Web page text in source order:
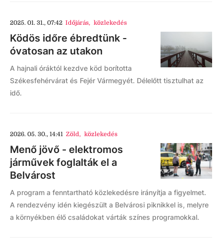
2025. 01. 31., 07:42 Időjárás, közlekedés
Ködös időre ébredtünk -
óvatosan az utakon
A hajnali óráktól kezdve köd borította
Székesfehérvárat és Fejér Vármegyét. Délelőtt tisztulhat az
idő.
2026. 05. 30., 14:41 Zöld, közlekedés
Menő jövő - elektromos
járművek foglalták el a
Belvárost
A program a fenntartható közlekedésre irányítja a figyelmet.
A rendezvény idén kiegészült a Belvárosi piknikkel is, melyre
a környékben élő családokat várták színes programokkal.